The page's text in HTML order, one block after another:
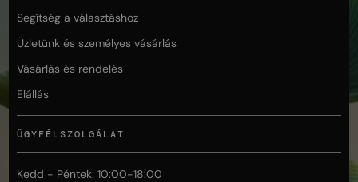
Segítség a választáshoz
Üzletünk és személyes vásárlás
Vásárlás és rendelés
Elállás
ÜGYFÉLSZOLGÁLAT
Kedd - Péntek: 10:00-18:00